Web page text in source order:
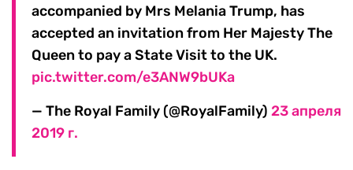
accompanied by Mrs Melania Trump, has
accepted an invitation from Her Majesty The
Queen to pay a State Visit to the UK.
pic.twitter.com/e3ANW9bUKa
— The Royal Family (@RoyalFamily) 23 апреля
2019 г.